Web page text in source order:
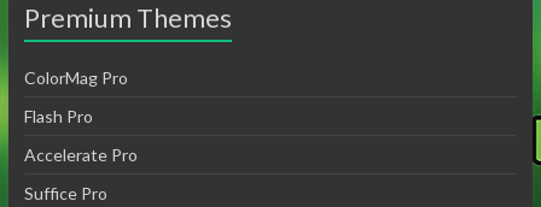
Premium Themes
ColorMag Pro
Flash Pro
Accelerate Pro
Suffice Pro